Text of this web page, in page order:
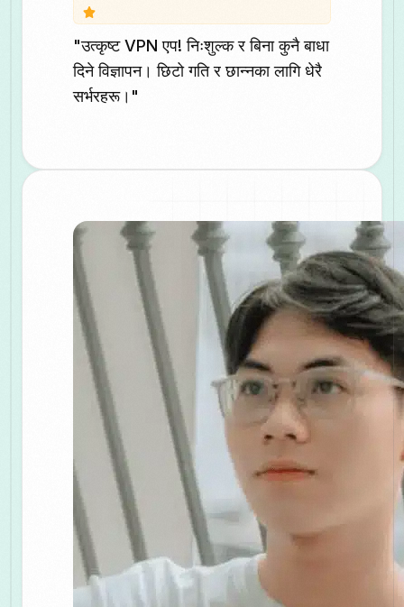
"उत्कृष्ट VPN एप! निःशुल्क र बिना कुनै बाधा
दिने विज्ञापन। छिटो गति र छान्नका लागि धेरै
सर्भरहरू।"